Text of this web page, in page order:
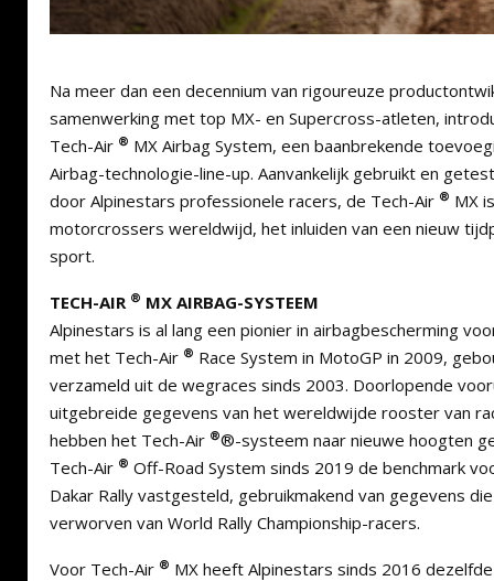
Na meer dan een decennium van rigoureuze
samenwerking met top MX- en Supercross-atleten,
Tech-Air ® MX Airbag System, een baanbrekende
Airbag-technologie-line-up. Aanvankelijk gebruikt en
door Alpinestars professionele racers, de Tech-Air ® MX
motorcrossers wereldwijd, het inluiden van een nieuw
sport.
TECH-AIR ® MX AIRBAG-SYSTEEM
Alpinestars is al lang een pionier in airbagbescherming
met het Tech-Air ® Race System in MotoGP in 2009,
verzameld uit de wegraces sinds 2003. Doorlopende
uitgebreide gegevens van het wereldwijde rooster van
hebben het Tech-Air ®®-systeem naar nieuwe hoogten
Tech-Air ® Off-Road System sinds 2019 de benchmark
Dakar Rally vastgesteld, gebruikmakend van gegevens
verworven van World Rally Championship-racers.
Voor Tech-Air ® MX heeft Alpinestars sinds 2016